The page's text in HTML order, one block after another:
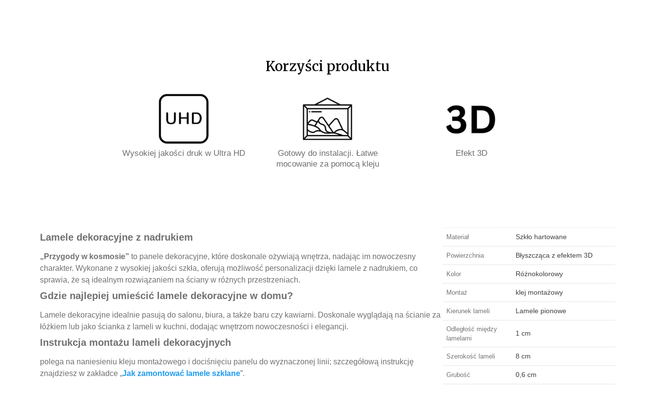
Korzyści produktu
Wysokiej jakości druk w Ultra HD
Gotowy do instalacji. Łatwe
mocowanie za pomocą kleju
Efekt 3D
Lamele dekoracyjne z nadrukiem
„Przygody w kosmosie” to panele dekoracyjne, które doskonale ożywiają wnętrza, nadając im nowoczesny
charakter. Wykonane z wysokiej jakości szkła, oferują możliwość personalizacji dzięki lamele z nadrukiem, co
sprawia, że są idealnym rozwiązaniem na ściany w różnych przestrzeniach.
Gdzie najlepiej umieścić lamele dekoracyjne w domu?
Lamele dekoracyjne idealnie pasują do salonu, biura, a także baru czy kawiarni. Doskonale wyglądają na ścianie za
łóżkiem lub jako ścianka z lameli w kuchni, dodając wnętrzom nowoczesności i elegancji.
Instrukcja montażu lameli dekoracyjnych
polega na naniesieniu kleju montażowego i dociśnięciu panelu do wyznaczonej linii; szczegółową instrukcję
znajdziesz w zakładce „Jak zamontować lamele szklane”.
Materiał Szkło hartowane
Powierzchnia Błyszcząca z efektem 3D
Kolor Różnokolorowy
Montaż klej montażowy
Kierunek lameli Lamele pionowe
Odległość między
lamelami
1 cm
Szerokość lameli 8 cm
Grubość 0,6 cm